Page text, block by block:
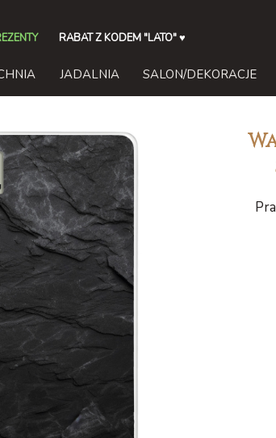
RABAT Z KODEM "LATO"♥
JADALNIA SALON/DEKORACJE